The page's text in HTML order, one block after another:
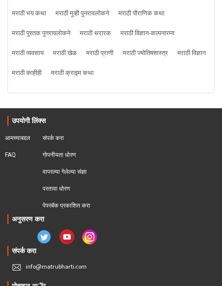
मराठी भय कथा
मराठी मूव्ही पुनरावलोकने
मराठी पौराणिक कथा
मराठी पुस्तक पुनरावलोकने
मराठी थरारक
मराठी विज्ञान-कल्पनारम्य
मराठी व्यवसाय
मराठी खेळ मराठी प्राणी मराठी ज्योतिषशास्त्र
मराठी विज्ञान
मराठी काहीही
मराठी क्राइम कथा
उपयोगी लिंक्स
आमच्याबद्दल
FAQ
संपर्क करा
गोपनीयता धोरण
वापरल्या गेलेल्या संज्ञा
परतावा धोरण
पेपरबॅक प्रकाशित करा
अनुसरण करा
संपर्क करा
info@matrubharti.com